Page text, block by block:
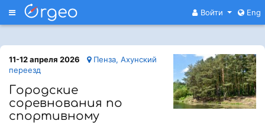
Меню Войти Eng
11-12 апреля 2026
Пенза, Ахунский
переезд
Городские
соревнования по
спортивному